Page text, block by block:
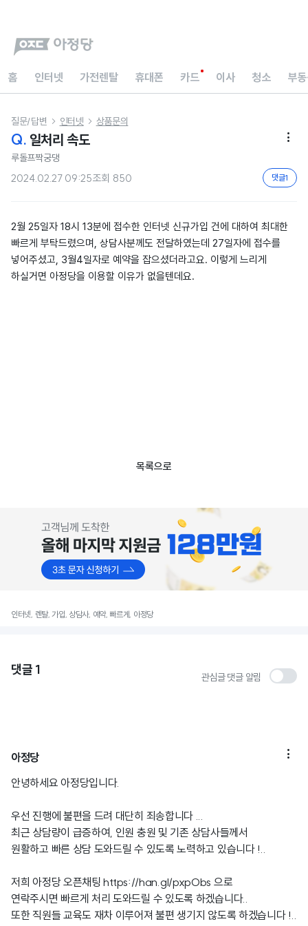
홈 인터넷 가전렌탈 휴대폰 카드 이사 청소 부
질문/답변  인터넷  상품문의
Q. 일처리 속도 
루돌프짝궁댕
2024.02.27 09:25조회 850 댓글1
2월 25일자 18시 13분에 접수한 인터넷 신규가입 건에 대하여 최대한
빠르게 부탁드렸으며, 상담사분께도 전달하였는데 27일자에 접수를
넣어주셨고, 3월4일자로 예약을 잡으셨더라고요. 이렇게 느리게
하실거면 아정당을 이용할 이유가 없을텐데요.
목록으로
인터넷, 렌탈, 가입, 상담사, 예약, 빠르게, 아정당
댓글 1 관심글 댓글 알림
아정당 
안녕하세요 아정당입니다.
우선 진행에 불편을 드려 대단히 죄송합니다 ...
최근 상담량이 급증하여, 인원 충원 및 기존 상담사들께서
원활하고 빠른 상담 도와드릴 수 있도록 노력하고 있습니다 !..
저희 아정당 오픈채팅https://han.gl/pxpObs 으로
연락주시면 빠르게 처리 도와드릴 수 있도록 하겠습니다..
또한 직원들 교육도 재차 이루어져 불편 생기지 않도록 하겠습니다 !..